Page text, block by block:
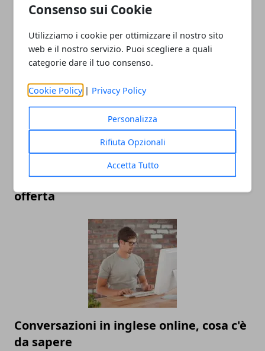
Consenso sui Cookie
Utilizziamo i cookie per ottimizzare il nostro sito
web e il nostro servizio. Puoi scegliere a quali
categorie dare il tuo consenso.
Cookie Policy | Privacy Policy
Personalizza
Rifiuta Opzionali
Accetta Tutto
ARTICOLI CORRELATI
Internet telefonia mobile: ecco alcuni
utili consigli per scegliere la migliore
offerta
Conversazioni in inglese online, cosa c'è
da sapere